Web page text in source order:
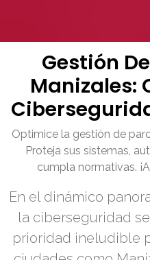
Gestión
Manizales:
Optimice la gestión de
Proteja sus sistemas,
cumpla normativas.
En el dinámico
la ciberseguridad
prioridad ineludible